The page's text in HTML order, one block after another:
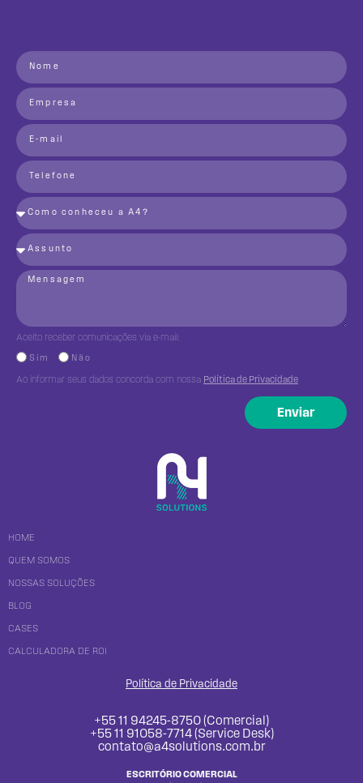
HOME
QUEM SOMOS
NOSSAS SOLUÇÕES
BLOG
CASES
CALCULADORA DE ROI
Política de Privacidade
+55 11 94245-8750 (Comercial)
+55 11 91058-7714 (Service Desk)
contato@a4solutions.com.br
ESCRITÓRIO COMERCIAL
Aceito receber comunicações via e-mail:
Sim Não
Ao informar seus dados concorda com nossa Política de Privacidade
Enviar